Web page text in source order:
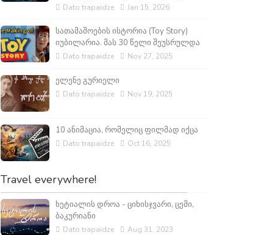
Dato trapaidze Jan 15, 2026
სათამაშოების ისტორია (Toy Story)
იუბილარია. მას 30 წელი შეუსრულდა
Dato trapaidze Nov 27, 2025
ელენე გურიელი
Dato trapaidze Nov 19, 2025
10 ანიმაცია, რომელიც ფილმად იქცა
Dato trapaidze Oct 16, 2025
Travel everywhere!
ხეტიალის დროა - ციხისჯვარი, ცემი,
ბაკურიანი
Dato trapaidze Aug 31, 2023